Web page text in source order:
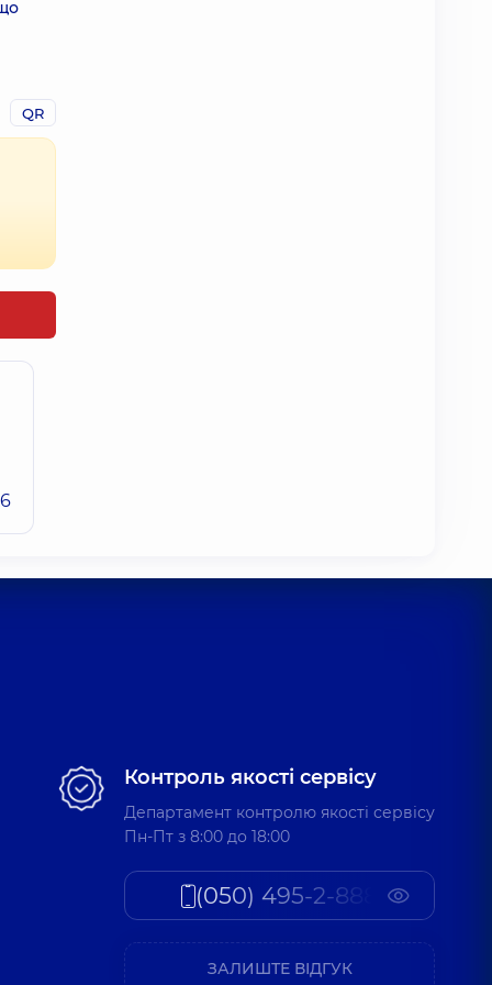
QR
Контроль якості сервісу
Департамент контролю якості сервісу
Пн-Пт з 8:00 до 18:00
(050) 495-2-888
ЗАЛИШТЕ ВІДГУК